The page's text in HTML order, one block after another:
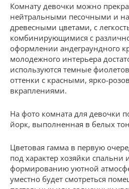
Комнату девочки можно
нейтральными песочными и
древесными цветами, с
комбинирующимися с
оформлении андеграундного
молодежного интерьера
используются темные
оттенки с красными, ярко-
вкраплениями.
На фото комната для девочки
йорк, выполненная в белых
Цветовая гамма в первую
под характер хозяйки спальни
формированию уютной
уместно будет смотреться